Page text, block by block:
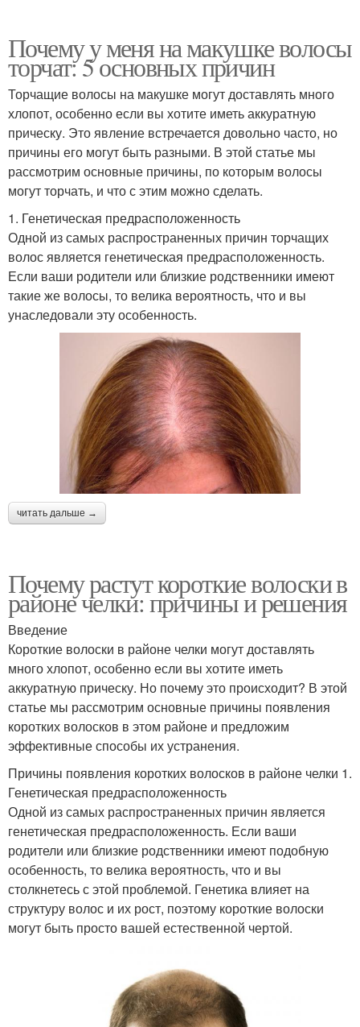
Почему у меня на макушке волосы
торчат: 5 основных причин
Торчащие волосы на макушке могут доставлять много
хлопот, особенно если вы хотите иметь аккуратную
прическу. Это явление встречается довольно часто, но
причины его могут быть разными. В этой статье мы
рассмотрим основные причины, по которым волосы
могут торчать, и что с этим можно сделать.
1. Генетическая предрасположенность
Одной из самых распространенных причин торчащих
волос является генетическая предрасположенность.
Если ваши родители или близкие родственники имеют
такие же волосы, то велика вероятность, что и вы
унаследовали эту особенность.
читать дальше →
Почему растут короткие волоски в
районе челки: причины и решения
Введение
Короткие волоски в районе челки могут доставлять
много хлопот, особенно если вы хотите иметь
аккуратную прическу. Но почему это происходит? В этой
статье мы рассмотрим основные причины появления
коротких волосков в этом районе и предложим
эффективные способы их устранения.
Причины появления коротких волосков в районе челки 1.
Генетическая предрасположенность
Одной из самых распространенных причин является
генетическая предрасположенность. Если ваши
родители или близкие родственники имеют подобную
особенность, то велика вероятность, что и вы
столкнетесь с этой проблемой. Генетика влияет на
структуру волос и их рост, поэтому короткие волоски
могут быть просто вашей естественной чертой.